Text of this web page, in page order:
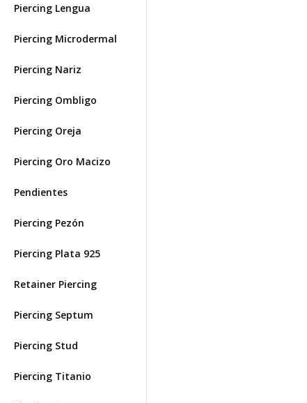
Piercing Lengua
Piercing Microdermal
Piercing Nariz
Piercing Ombligo
Piercing Oreja
Piercing Oro Macizo
Pendientes
Piercing Pezón
Piercing Plata 925
Retainer Piercing
Piercing Septum
Piercing Stud
Piercing Titanio